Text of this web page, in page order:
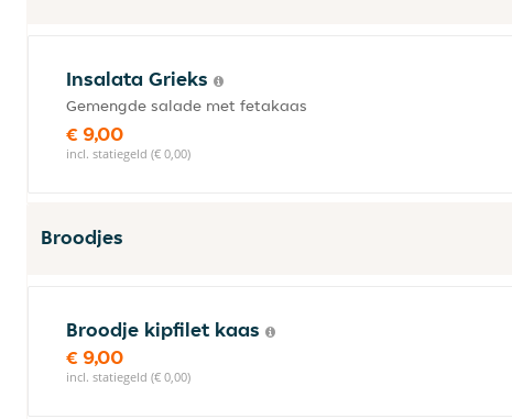
Insalata Grieks
Gemengde salade met fetakaas
€ 9,00
incl. statiegeld (€ 0,00)
Broodjes
Broodje kipfilet kaas
€ 9,00
incl. statiegeld (€ 0,00)